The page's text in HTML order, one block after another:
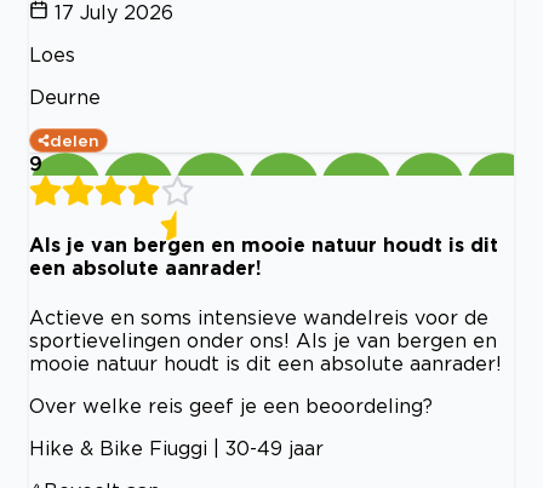
17 July 2026
Loes
Deurne
delen
9
Als je van bergen en mooie natuur houdt is dit
een absolute aanrader!
Actieve en soms intensieve wandelreis voor de
sportievelingen onder ons! Als je van bergen en
mooie natuur houdt is dit een absolute aanrader!
Over welke reis geef je een beoordeling?
Hike & Bike Fiuggi | 30-49 jaar